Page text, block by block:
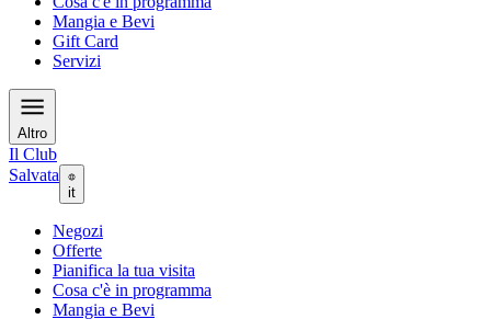
Mangia e Bevi
Gift Card
Servizi
Altro
Il Club
Salvata
it
Negozi
Offerte
Pianifica la tua visita
Cosa c'è in programma
Mangia e Bevi